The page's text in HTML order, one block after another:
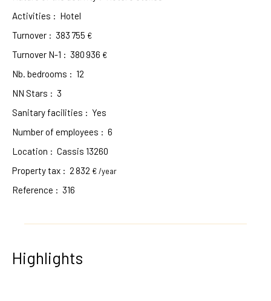
Activities : Hotel
Turnover : 383 755 €
Turnover N-1 : 380 936 €
Nb. bedrooms : 12
NN Stars : 3
Sanitary facilities : Yes
Number of employees : 6
Location : Cassis 13260
Property tax : 2 832 € /year
Reference : 316
Highlights